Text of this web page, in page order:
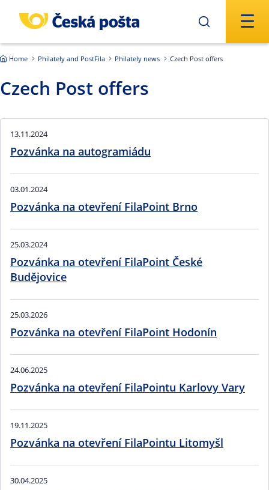
Home Philately and PostFila Philately news Czech Post offers
Czech Post offers
13.11.2024
Pozvánka na autogramiádu
03.01.2024
Pozvánka na otevření FilaPoint Brno
25.03.2024
Pozvánka na otevření FilaPoint České
Budějovice
25.03.2026
Pozvánka na otevření FilaPoint Hodonín
24.06.2025
Pozvánka na otevření FilaPointu Karlovy Vary
19.11.2025
Pozvánka na otevření FilaPointu Litomyšl
30.04.2025